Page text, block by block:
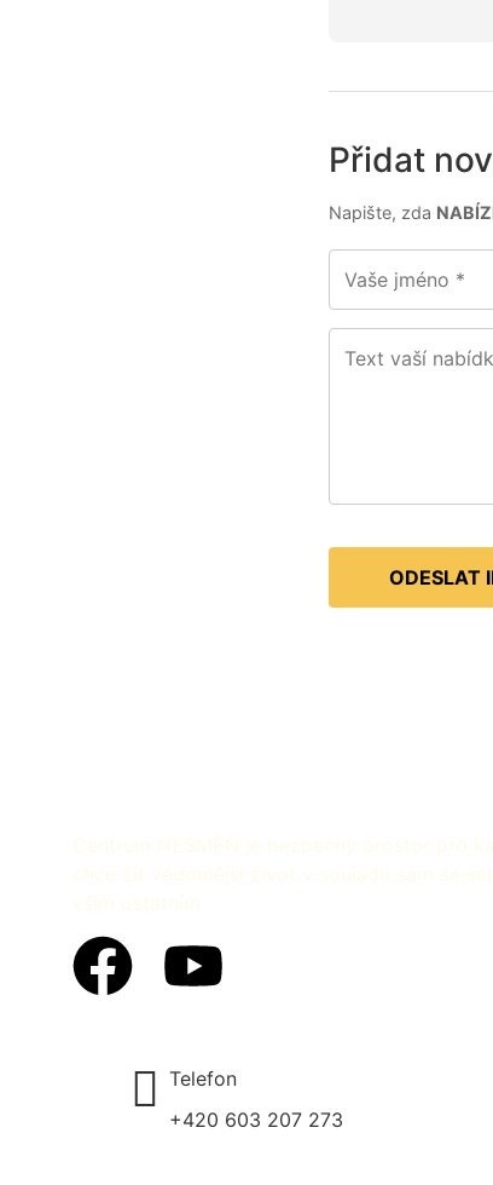
Přidat
Napište, zda
ODESLAT
Telefon
+420 603 207 273